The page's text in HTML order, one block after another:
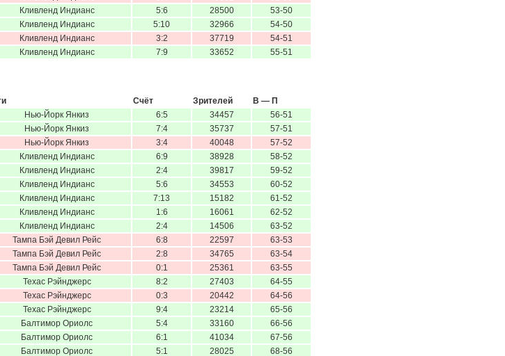
Кливленд Индианс 5:6 28500
53-50
Кливленд Индианс 5:10 32966
54-50
Кливленд Индианс 3:2 37719
54-51
Кливленд Индианс 7:9 33652 55-51
Счёт Зрителей
В — П
Нью-Йорк Янкиз 6:5 34457
56-51
Нью-Йорк Янкиз 7:4 35737
57-51
Нью-Йорк Янкиз 3:4 40048
57-52
Кливленд Индианс 6:9 38928
58-52
Кливленд Индианс 2:4 39817
59-52
Кливленд Индианс 5:6 34553
60-52
Кливленд Индианс 7:13 15182
61-52
Кливленд Индианс 1:6 16061
62-52
Кливленд Индианс 2:4 14506
63-52
Тампа Бэй Девил Рейс 6:8 22597
63-53
Тампа Бэй Девил Рейс 2:8 34765
63-54
Тампа Бэй Девил Рейс 0:1 25361
63-55
Техас Рэйнджерс 8:2 27403
64-55
Техас Рэйнджерс 0:3 20442
64-56
Техас Рэйнджерс 9:4 23214
65-56
Балтимор Ориолс 5:4 33160
66-56
Балтимор Ориолс 6:1 41034
67-56
Балтимор Ориолс 5:1 28025 68-56